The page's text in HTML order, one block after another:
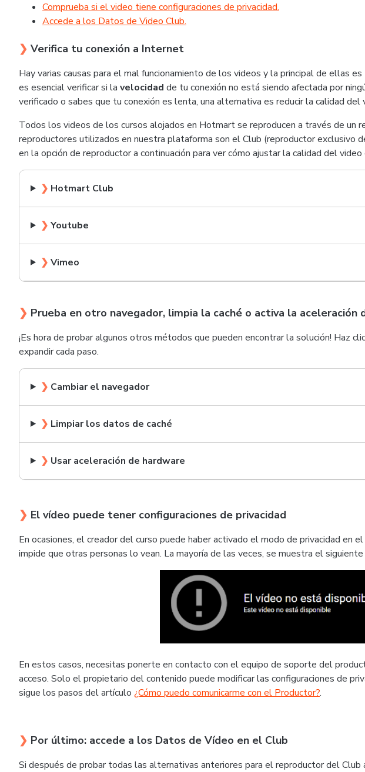
Comprueba si el video tiene configuraciones de privacidad.
Accede a los Datos de Video Club.
❯ Verifica tu conexión a Internet
Hay varias causas para el mal funcionamiento de los videos y la principal de ellas es
es esencial verificar si la velocidad de tu conexión no está siendo afectada por
verificado o sabes que tu conexión es lenta, una alternativa es reducir la calidad del
Todos los videos de los cursos alojados en Hotmart se reproducen a través de un
reproductores utilizados en nuestra plataforma son el Club (reproductor exclusivo
en la opción de reproductor a continuación para ver cómo ajustar la calidad del
❯ Hotmart Club
❯ Youtube
❯ Vimeo
❯ Prueba en otro navegador, limpia la caché o activa la aceleración
¡Es hora de probar algunos otros métodos que pueden encontrar la solución! Haz
expandir cada paso.
❯ Cambiar el navegador
❯ Limpiar los datos de caché
❯ Usar aceleración de hardware
❯ El vídeo puede tener configuraciones de privacidad
En ocasiones, el creador del curso puede haber activado el modo de privacidad en
impide que otras personas lo vean. La mayoría de las veces, se muestra el siguiente
En estos casos, necesitas ponerte en contacto con el equipo de soporte del
acceso. Solo el propietario del contenido puede modificar las configuraciones de
sigue los pasos del artículo ¿Cómo puedo comunicarme con el Productor?.
❯ Por último: accede a los Datos de Vídeo en el Club
Si después de probar todas las alternativas anteriores para el reproductor del Club